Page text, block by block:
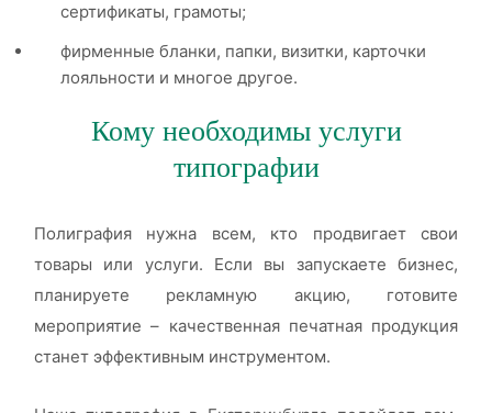
сертификаты, грамоты;
фирменные бланки, папки, визитки, карточки
лояльности и многое другое.
Кому необходимы услуги
типографии
Полиграфия нужна всем, кто продвигает свои
товары или услуги. Если вы запускаете бизнес,
планируете рекламную акцию, готовите
мероприятие – качественная печатная продукция
станет эффективным инструментом.